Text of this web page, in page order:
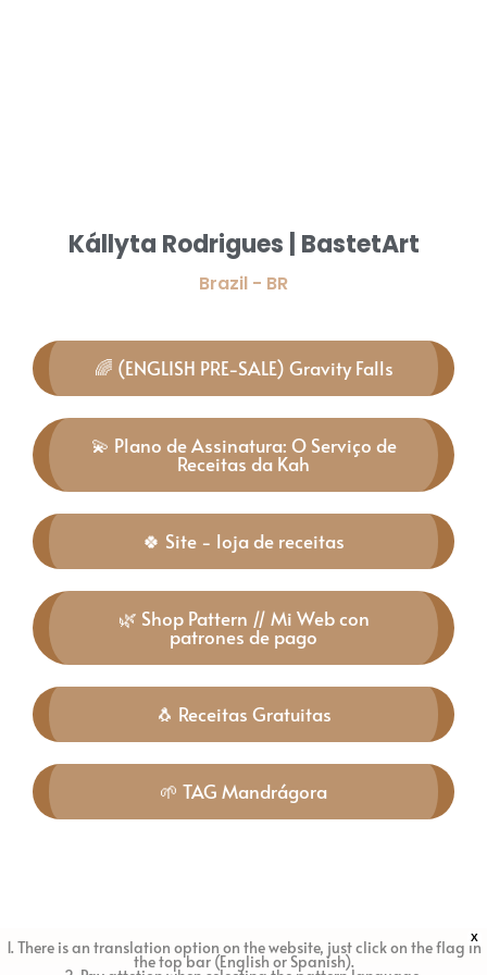
Kállyta Rodrigues | BastetArt
Brazil - BR
🌈 (ENGLISH PRE-SALE) Gravity Falls
💫 Plano de Assinatura: O Serviço de
Receitas da Kah
🍀 Site - loja de receitas
🌿 Shop Pattern // Mi Web con
patrones de pago
🐧 Receitas Gratuitas
🌱 TAG Mandrágora
X
1. There is an translation option on the website, just click on the flag in
the top bar (English or Spanish).